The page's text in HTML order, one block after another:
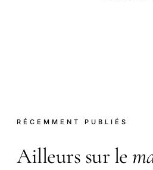
RÉCEMMENT PUBLIÉS
Ailleurs sur le